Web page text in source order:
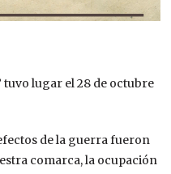
lugar el 28 de octubre
de la guerra fueron
comarca, la ocupación